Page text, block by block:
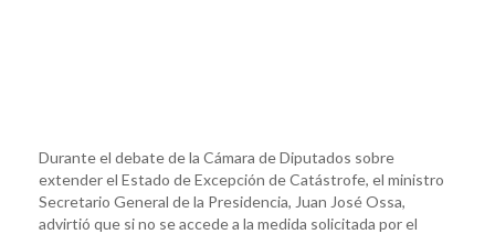
Durante el debate de la Cámara de Diputados sobre
extender el Estado de Excepción de Catástrofe, el ministro
Secretario General de la Presidencia, Juan José Ossa,
advirtió que si no se accede a la medida solicitada por el